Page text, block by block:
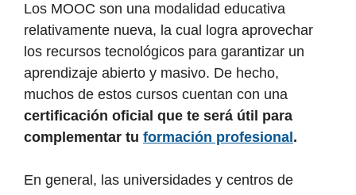
Los MOOC son una modalidad educativa
relativamente nueva, la cual logra aprovechar
los recursos tecnológicos para garantizar un
aprendizaje abierto y masivo. De hecho,
muchos de estos cursos cuentan con una
certificación oficial que te será útil para
complementar tu formación profesional .
En general, las universidades y centros de